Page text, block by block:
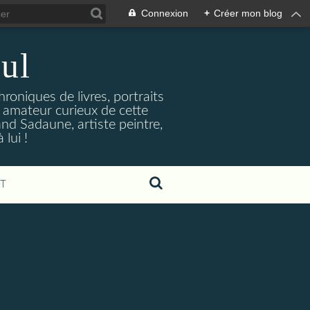
Connexion + Créer mon blog
de livres, portraits
curieux de cette
Sadaune, artiste peintre,
lui !